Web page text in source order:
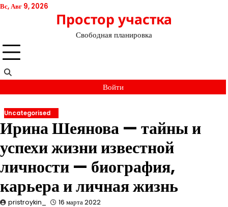
Перейти
Вс, Авг 9, 2026
Простор участка
Свободная планировка
Войти
Uncategorised
Ирина Шеянова — тайны и
успехи жизни известной
личности — биография,
карьера и личная жизнь
pristroykin_ 16 марта 2022